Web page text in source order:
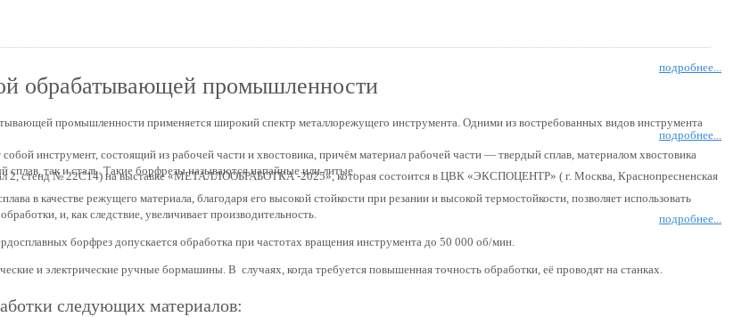
подробнее...
подробнее...
2, стенд № 22С14) на выставке «МЕТАЛЛООБРАБОТКА -2025», которая состоится в ЦВК «ЭКСПОЦЕНТР» ( г. Москва, Краснопресненская
подробнее...
обрабатывающей промышленности
промышленности применяется широкий спектр металлорежущего инструмента. Одними из востребованных видов инструмента
собой инструмент, состоящий из рабочей части и хвостовика, причём материал рабочей части — твердый сплав, материалом хвостовика
сплав, так и сталь. Такие борфрезы называются напайные или литые.
в качестве режущего материала, благодаря его высокой стойкости при резании и высокой термостойкости, позволяет использовать
и, как следствие, увеличивает производительность.
борфрез допускается обработка при частотах вращения инструмента до 50 000 об/мин.
и электрические ручные бормашины. В случаях, когда требуется повышенная точность обработки, её проводят на станках.
следующих материалов: